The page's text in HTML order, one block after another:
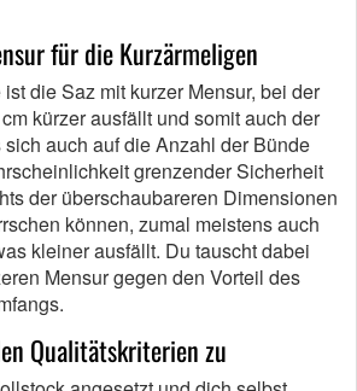
für die Kurzärmeligen
die Saz mit kurzer Mensur, bei der
kürzer ausfällt und somit auch der
auch auf die Anzahl der Bünde
grenzender Sicherheit
der überschaubareren Dimensionen
können, zumal meistens auch
kleiner ausfällt. Du tauscht dabei
Mensur gegen den Vorteil des
Qualitätskriterien zu